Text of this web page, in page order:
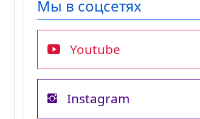
Мы в соцсетях
Youtube
Instagram